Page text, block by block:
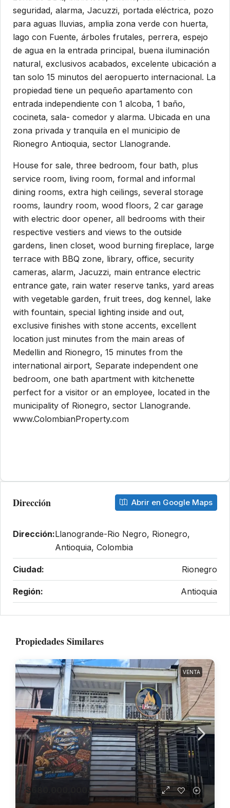
seguridad, alarma, Jacuzzi, portada eléctrica, pozo
para aguas lluvias, amplia zona verde con huerta,
lago con Fuente, árboles frutales, perrera, espejo
de agua en la entrada principal, buena iluminación
natural, exclusivos acabados, excelente ubicación a
tan solo 15 minutos del aeropuerto internacional. La
propiedad tiene un pequeño apartamento con
entrada independiente con 1 alcoba, 1 baño,
cocineta, sala- comedor y alarma. Ubicada en una
zona privada y tranquila en el municipio de
Rionegro Antioquia, sector Llanogrande.
House for sale, three bedroom, four bath, plus
service room, living room, formal and informal
dining rooms, extra high ceilings, several storage
rooms, laundry room, wood floors, 2 car garage
with electric door opener, all bedrooms with their
respective vestiers and views to the outside
gardens, linen closet, wood burning fireplace, large
terrace with BBQ zone, library, office, security
cameras, alarm, Jacuzzi, main entrance electric
entrance gate, rain water reserve tanks, yard areas
with vegetable garden, fruit trees, dog kennel, lake
with fountain, special lighting inside and out,
exclusive finishes with stone accents, excellent
location just minutes from the main areas of
Medellin and Rionegro, 15 minutes from the
international airport, Separate independent one
bedroom, one bath apartment with kitchenette
perfect for a visitor or an employee, located in the
municipality of Rionegro, sector Llanogrande.
www.ColombianProperty.com
Dirección Abrir en Google Maps
Dirección:Llanogrande-Rio Negro, Rionegro,
Antioquia, Colombia
Ciudad: Rionegro
Región: Antioquia
Propiedades Similares
VENTA
$680.000.000